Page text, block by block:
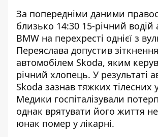
За попередніми даними
близько 14:30 15-річний водій
BMW на перехресті однієї з
Переяслава допустив
автомобілем Skoda, яким
річний хлопець. У результаті
Skoda зазнав тяжких тілесних
Медики госпіталізували
однак врятувати його життя
юнак помер у лікарні.